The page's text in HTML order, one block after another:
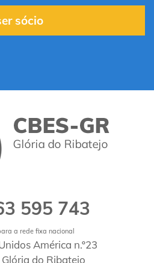
sócio
595 743
a rede fixa nacional
América n.º23
do Ribatejo